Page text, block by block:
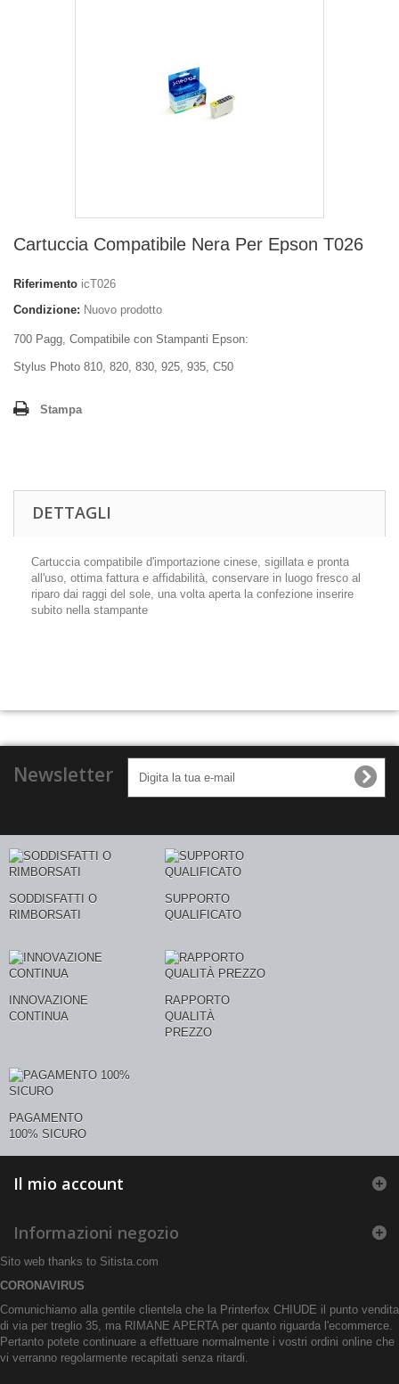
Cartuccia Compatibile Nera Per Epson T026
Riferimento icT026
Condizione: Nuovo prodotto
700 Pagg, Compatibile con Stampanti Epson:
Stylus Photo 810, 820, 830, 925, 935, C50
Stampa
DETTAGLI
Cartuccia compatibile d'importazione cinese, sigillata e pronta
all'uso, ottima fattura e affidabilità, conservare in luogo fresco al
riparo dai raggi del sole, una volta aperta la confezione inserire
subito nella stampante
Newsletter
SODDISFATTI O
RIMBORSATI
SUPPORTO
QUALIFICATO
INNOVAZIONE
CONTINUA
RAPPORTO
QUALITÀ
PREZZO
PAGAMENTO
100% SICURO
Il mio account
Informazioni negozio
Sito web thanks to Sitista.com
CORONAVIRUS
Comunichiamo alla gentile clientela che la Printerfox CHIUDE il punto vendita
di via per treglio 35, ma RIMANE APERTA per quanto riguarda l'ecommerce.
Pertanto potete continuare a effettuare normalmente i vostri ordini online che
vi verranno regolarmente recapitati senza ritardi.